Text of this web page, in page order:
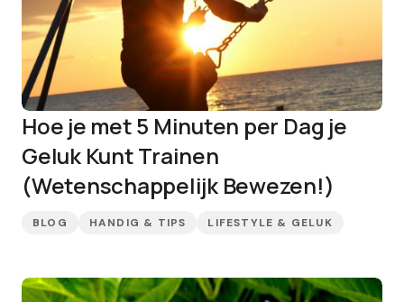
Hoe je met 5 Minuten per Dag je
Geluk Kunt Trainen
(Wetenschappelijk Bewezen!)
BLOG HANDIG & TIPS LIFESTYLE & GELUK